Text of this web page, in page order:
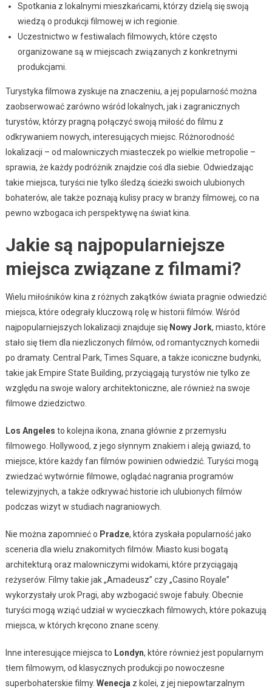
Spotkania z lokalnymi mieszkańcami, którzy dzielą się swoją
wiedzą o produkcji filmowej w ich regionie.
Uczestnictwo w festiwalach filmowych, które często
organizowane są w miejscach związanych z konkretnymi
produkcjami.
Turystyka filmowa zyskuje na znaczeniu, a jej popularność można
zaobserwować zarówno wśród lokalnych, jak i zagranicznych
turystów, którzy pragną połączyć swoją miłość do filmu z
odkrywaniem nowych, interesujących miejsc. Różnorodność
lokalizacji – od malowniczych miasteczek po wielkie metropolie –
sprawia, że każdy podróżnik znajdzie coś dla siebie. Odwiedzając
takie miejsca, turyści nie tylko śledzą ścieżki swoich ulubionych
bohaterów, ale także poznają kulisy pracy w branży filmowej, co na
pewno wzbogaca ich perspektywę na świat kina.
Jakie są najpopularniejsze
miejsca związane z filmami?
Wielu miłośników kina z różnych zakątków świata pragnie odwiedzić
miejsca, które odegrały kluczową rolę w historii filmów. Wśród
najpopularniejszych lokalizacji znajduje się Nowy Jork, miasto, które
stało się tłem dla niezliczonych filmów, od romantycznych komedii
po dramaty. Central Park, Times Square, a także iconiczne budynki,
takie jak Empire State Building, przyciągają turystów nie tylko ze
względu na swoje walory architektoniczne, ale również na swoje
filmowe dziedzictwo.
Los Angeles to kolejna ikona, znana głównie z przemysłu
filmowego. Hollywood, z jego słynnym znakiem i aleją gwiazd, to
miejsce, które każdy fan filmów powinien odwiedzić. Turyści mogą
zwiedzać wytwórnie filmowe, oglądać nagrania programów
telewizyjnych, a także odkrywać historie ich ulubionych filmów
podczas wizyt w studiach nagraniowych.
Nie można zapomnieć o Pradze, która zyskała popularność jako
sceneria dla wielu znakomitych filmów. Miasto kusi bogatą
architekturą oraz malowniczymi widokami, które przyciągają
reżyserów. Filmy takie jak „Amadeusz” czy „Casino Royale”
wykorzystały urok Pragi, aby wzbogacić swoje fabuły. Obecnie
turyści mogą wziąć udział w wycieczkach filmowych, które pokazują
miejsca, w których kręcono znane sceny.
Inne interesujące miejsca to Londyn, które również jest popularnym
tłem filmowym, od klasycznych produkcji po nowoczesne
superbohaterskie filmy. Wenecja z kolei, z jej niepowtarzalnym